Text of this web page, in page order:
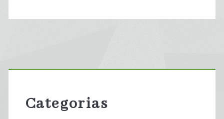
Primary
Sidebar
Categorias